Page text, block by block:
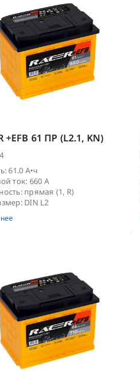
+EFB 61 ПР (L2.1, KN)
61.0 А•ч
ток: 660 А
прямая (1, R)
DIN L2